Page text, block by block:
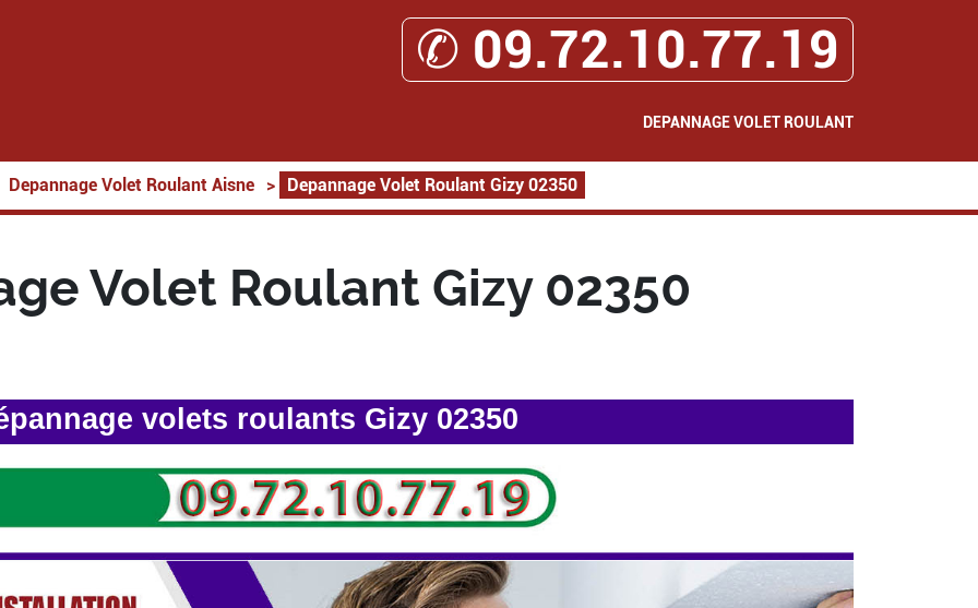
✆ 09.72.10.77.19
DEPANNAGE VOLET ROULANT
Depannage Volet Roulant Aisne > Depannage Volet Roulant Gizy 02350
Volet Roulant Gizy 02350
volets roulants Gizy 02350